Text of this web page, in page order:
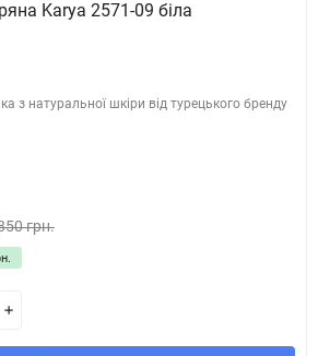
Karya 2571-09 біла
з натуральної шкіри від турецького бренду
грн.